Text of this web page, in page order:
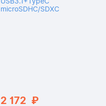
2 172 ₽